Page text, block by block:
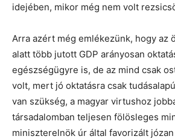
idejében, mikor még nem volt
Arra azért még emlékezünk, hogy az
alatt több jutott GDP arányosan
egészségügyre is, de az mind csak
volt, mert jó oktatásra csak
van szükség, a magyar virtushoz
társadalomban teljesen fölösleges
miniszterelnök úr által favorizált